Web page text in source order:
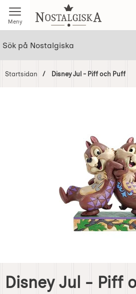
Meny Startsidan för
Startsidan Disney Jul - Piff och Puff
Disney Jul - Piff